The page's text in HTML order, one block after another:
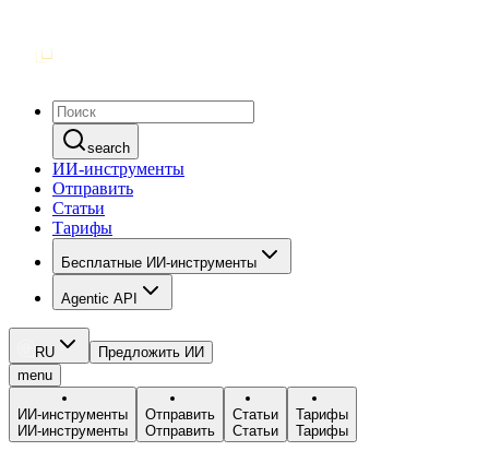
search
ИИ-инструменты
Отправить
Статьи
Тарифы
Бесплатные ИИ-инструменты
Agentic API
RU
Предложить ИИ
menu
ИИ-инструменты
ИИ-инструменты
Отправить
Отправить
Статьи
Статьи
Тарифы
Тарифы